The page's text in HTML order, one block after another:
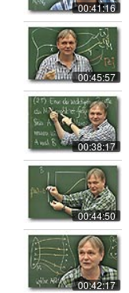
00:41:16
00:45:57
00:38:17
00:44:50
00:42:17